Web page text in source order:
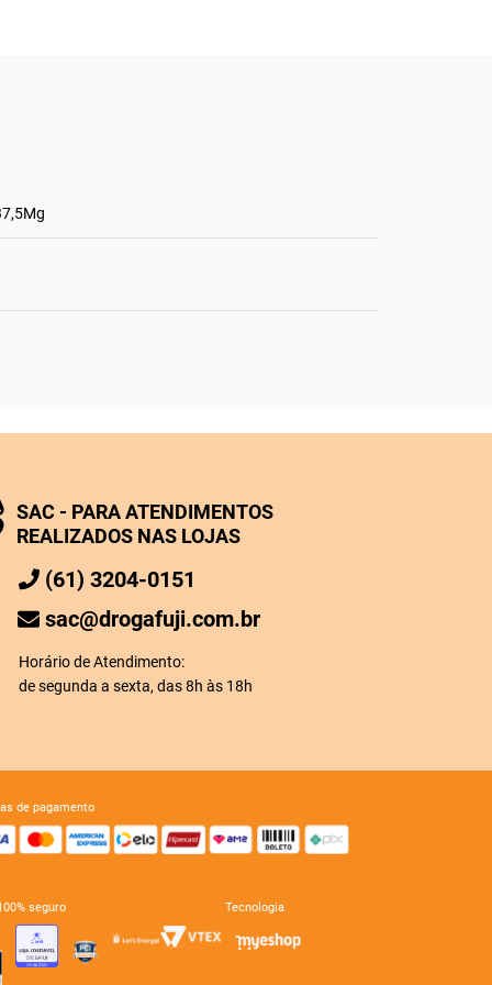
SAC - PARA ATENDIMENTOS
REALIZADOS NAS LOJAS
(61) 3204-0151
sac@drogafuji.com.br
Horário de Atendimento:
de segunda a sexta, das 8h às 18h
de pagamento
seguro tecnologia